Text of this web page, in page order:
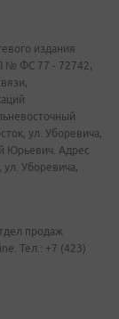
издания
№ ФС 77 - 72742,
ул. Уборевича,
Юрьевич. Адрес
ул. Уборевича,
продаж
Тел.: +7 (423)